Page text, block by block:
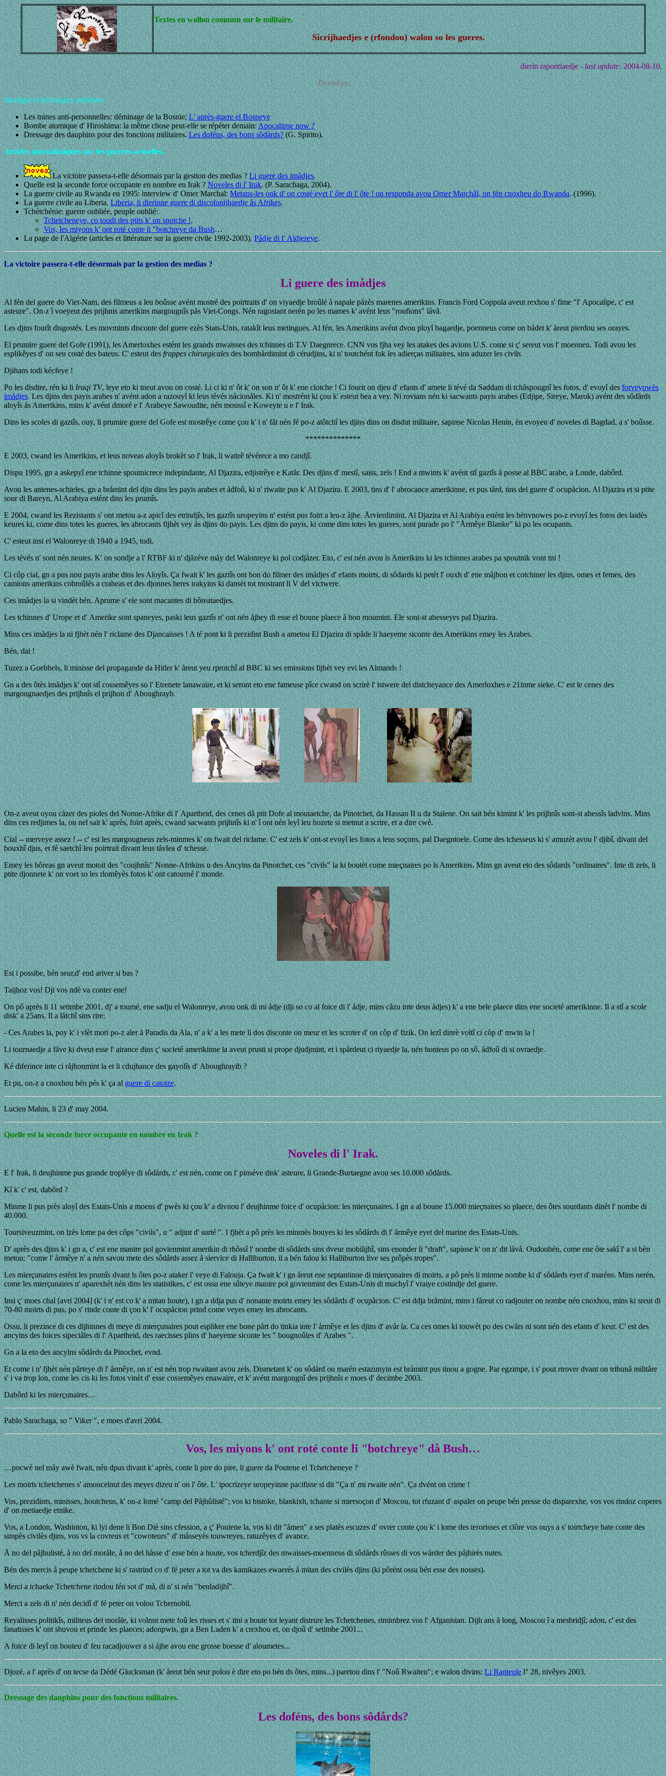
Textes en wallon commun sur le militaire.
Sicrijhaedjes e (rfondou) walon so les gueres.
dierin rapontiaedje -last update:2004-08-10.
Dressêye:
Stratégie et techniques militaires.
Les mines anti-personnelles: déminage de la Bosnie; L' après-guere el Bosneye
Bombe atomique d' Hiroshima: la même chose peut-elle se répéter demain:Apocalipse now ?
Dressage des dauphins pour des fonctions militaires. Les doféns, des bons sôdårds?(G. Spirito).
Articles journalistiques sur les guerres actuelles.
La victoire passera-t-elle désormais par la gestion des medias ? Li guere des imådjes.
Quelle est la seconde force occupante en nombre en Irak ? Noveles di l' Irak. (P. Sarachaga, 2004).
La guerre civile au Rwanda en 1995: interview d' Omer Marchal: Metans-les onk d' on costé eyet l' ôte di l' ôte ! on responda avou Omer Marchâl, on fén cnoxheu do Rwanda. (1996).
La guerre civile au Liberia. Liberia, li dierinne guere di discolonijhaedje ås Afrikes.
Tchétchénie: guerre oubliée, peuple oublié:
Tchetcheneye, co toudi des ptits k' on spotche !.
Vos, les miyons k' ont roté conte li "botchreye da Bush…
La page de l'Algérie (articles et littérature sur la guerre civile 1992-2003). Pådje di l' Aldjereye.
La victoire passera-t-elle désormais par la gestion des medias ?
Li guere des imådjes
Al fén del guere do Viet-Nam, des filmeus a leu boûsse avént mostré des poirtraits d' on viyaedje broûlé å napale påzès marenes amerikins. Francis Ford Coppola aveut rexhou s' fime "l' Apocalipe, c' est
asteure". On-z î voeyeut des prijhnis amerikins margougnîs pås Viet-Congs. Nén ragostant nerén po les mames k' avént leus "roufions" låvå.
Les djins fourît disgostés. Les movmints disconte del guere ezès Stats-Unis, ratakît leus metingues. Al fén, les Amerikins avént dvou ployî bagaedje, poenneus come on bådet k' åreut pierdou ses orayes.
El prumire guere del Gofe (1991), les Amerloxhes estént les grands mwaisses des tchinnes di T.V Daegnrece. CNN vos fjha vey les atakes des avions U.S. come si ç' sereut vos l' moenneu. Todi avou les
esplikêyes d' on seu costé des bateus. C' esteut desfrappes chirurgicalesdes bombårdimint di cérudjins, ki n' toutchént fok les adierças militaires, sins aduzer les civils
Djihans todi kécfeye !
Po les disdire, rén ki liIraqi TV, leye eto ki tneut avou on costé. Li ci ki n' ôt k' on son n' ôt k' ene clotche ! Ci fourit on djeu d' efants d' amete li tévé da Saddam di tchåspougnî les fotos, d' evoyî desforveyowès
imådjes. Les djins des payis arabes n' avént adon a razouyî ki leus tévés nåcionåles. Ki n' mostrént ki çou k' esteut bea a vey. Ni rovians nén ki sacwants payis arabes (Edjipe, Sireye, Marok) avént des sôdårds
aloyîs ås Amerikins, mins k' avént dmoré e l' Arabeye Sawoudite, nén moussî e Koweyte u e l' Irak.
Dins les scoles di gaztîs, ouy, li prumire guere del Gofe est mostrêye come çou k' i n' fåt nén fé po-z atôtchî les djins dins on disdut militaire, sapinse Nicolas Henin, èn evoyeu d' noveles di Bagdad, a s' boûsse.
**************
E 2003, cwand les Amerikins, et leus noveas aloyîs brokèt so l' Irak, li waitrê tévérece a mo candjî.
Dispu 1995, gn a askepyî ene tchinne spoutnicrece indepindante, Al Djazira, edjistrêye e Katår. Des djins d' mestî, saiss, zels ! End a mwints k' avént stî gaztîs å posse al BBC arabe, a Londe, dabôrd.
Avou les antenes-schieles, gn a bråmint del djin dins les payis arabes et ådfoû, ki n' riwaite pus k' Al Djazira. E 2003, tins d' l' abrocance amerikinne, et pus tård, tins del guere d' ocupåcion, Al Djazira et si ptite
sour di Bareyn, Al Arabiya estént dins les prumîs.
E 2004, cwand les Rezistants s' ont metou a-z apicî des etrindjîs, les gaztîs uropeyins n' estént pus foirt a leu-z åjhe. Årvierdimint, Al Djazira et Al Arabiya estént les bénvnowes po-z evoyî les fotos des laidès
keures ki, come dins totes les gueres, les abrocants fijhèt vey ås djins do payis. Les djins do payis, ki come dins totes les gueres, sont purade po l' "Årmêye Blanke" ki po les ocupants.
C' esteut insi el Walonreye di 1940 a 1945, todi.
Les tévés n' sont nén neutes. K' on sondje a l' RTBF ki n' djåzéve måy del Walonreye ki pol codjåzer. Eto, c' est nén avou ls Amerikins ki les tchinnes arabes pa spoutnik vont tni !
Ci côp cial, gn a pus nou payis arabe dins les Aloyîs. Ça fwait k' les gaztîs ont bon do filmer des imådjes d' efants moirts, di sôdards ki petèt l' ouxh d' ene måjhon et cotchiner les djins, omes et femes, des
camions amerikins cobroûlés a craheas et des djonnes heres irakyins ki dansèt tot mostrant li V del victwere.
Ces imådjes la si vindèt bén. Aprume s' ele sont rnacantes di bôreataedjes.
Les tchinnes d' Urope et d' Amerike sont spaneyes, paski leus gaztîs n' ont nén åjhey di esse el boune plaece å bon moumint. Ele sont-st ahesseyes pal Djazira.
Mins ces imådjes la ni fjhèt nén l' riclame des Djancaisses ! A té pont ki li prezidint Bush a ametou El Djazira di spåde li haeyeme siconte des Amerikins emey les Arabes.
Bén, dai !
Tuzez a Goebbels, li minisse del propagande da Hitler k' åreut yeu rprotchî al BBC ki ses emissions fijhèt vey evi les Almands !
Gn a des ôtès imådjes k' ont stî cossemêyes so l' Etrenete lanawaire, et ki seront eto ene fameuse pîce cwand on scrirè l' istwere del distcheyance des Amerloxhes e 21inme sieke. C' est le cenes des
margougnaedjes des prijhnîs el prijhon d' Aboughrayb.
On-z aveut oyou cåzer des pioles del Nonne-Afrike di l' Apartheid, des cenes då ptit Dofe al moutaetche, da Pinotchet, da Hassan II u da Stalene. On sait bén kimint k' les prijhnîs sont-st ahessîs ladvins. Mins
dins ces redjimes la, on nel sait k' après, foirt après, cwand sacwants prijhnîs ki n' î ont nén leyî leu hozete si metnut a scrire, et a dire cwè.
Cial -- merveye assez ! -- c' est les margougneus zels-minmes k' on fwait del riclame. C' est zels k' ont-st evoyî les fotos a leus soçons, pal Daegntoele. Come des tchesseus ki s' amuzèt avou l' djibî, divant del
bouxhî djus, et fé saetchî leu poirtrait divant leus tåvlea d' tchesse.
Emey les bôreas gn aveut motoit des "coujhnîs" Nonne-Afrikins u des Ancyins da Pinotchet, ces "civils" la ki boutèt come mieçnaires po ls Amerikins. Mins gn aveut eto des sôdards "ordinaires". Inte di zels, li
ptite djonnete k' on voet so les rlomêyès fotos k' ont catourné l' monde.
Est i possibe, bén seur,d' end ariver si bas ?
Taijhoz vos! Dji vos ndè va conter ene!
On pô après li 11 setimbe 2001, dj' a toumé, ene sadju el Walonreye, avou onk di mi ådje (dji so co al foice di l' ådje, mins cåzu inte deus ådjes) k' a ene bele plaece dins ene societé amerikinne. Il a stî a scole
disk' a 25ans. Il a låtchî sins rire:
- Ces Arabes la, poy k' i vlèt mori po-z aler å Paradis da Ala, n' a k' a les mete li dos disconte on meur et les scroter d' on côp d' fizik. On lezî dinrè voltî ci côp d' mwin la !
Li tournaedje a fåve ki dveut esse l' airance dins ç' societé amerikinne la aveut prusti si prope djudjmint, et i spårdeut ci riyaedje la, nén honteus po on sô, ådfoû di si ovraedje.
Ké diferince inte ci råjhonmint la et li cdujhance des gayolîs d' Aboughrayib ?
Et pu, on-z a cnoxhou bén pés k' ça alguere di catoize.
Lucien Mahin, li 23 d' may 2004.
Quelle est la seconde force occupante en nombre en Irak ?
Noveles di l' Irak.
E l' Irak, li deujhinme pus grande troplêye di sôdårds, c' est nén, come on l' pinséve disk' asteure, li Grande-Burtaegne avou ses 10.000 sôdårds.
Kî k' c' est, dabôrd ?
Minme li pus près aloyî des Estats-Unis a moens d' pwès ki çou k' a divnou l' deujhinme foice d' ocupåcion: les mierçunaires. I gn a al boune 15.000 mieçnaires so plaece, des ôtes sourdants dinèt l' nombe di
40.000.
Toursiveuzmint, on lzès lome pa des côps "civils", u " adjint d' surté ". I fjhèt a pô près les minmès bouyes ki les sôdårds di l' årmêye eyet del marine des Estats-Unis.
D' après des djins k' i gn a, c' est ene manire pol govienmint amerikin di rhôssî l' nombe di sôdårds sins dveur mobilijhî, sins enonder li "draft", sapinse k' on n' dit låvå. Oudonbén, come ene ôte sakî l' a si bén
metou: "come l' årmêye n' a nén savou mete des sôdårds assez å siervice di Halliburton, il a bén falou ki Halliburton live ses prôpès tropes".
Les mierçunaires estént les prumîs dvant ls ôtes po-z ataker l' veye di Falouja. Ça fwait k' i gn åreut ene septantinne di mierçunaires di moirts, a pô près li minme nombe ki d' sôdårds eyet d' maréns. Mins nerén,
come les mierçunaires n' aparexhèt nén dins les statistikes, c' est ossu ene sûteye manire pol govienmint des Estats-Unis di muchyî l' vraiye costindje del guere.
Insi ç' moes chal [avri 2004] (k' i n' est co k' a mitan houte), i gn a ddja pus d' nonante moirts emey les sôdårds d' ocupåcion. C' est ddja bråmint, mins i fåreut co radjouter on nombe nén cnoxhou, mins ki sreut di
70-80 moirts di pus, po s' rinde conte di çou k' l' ocupåcion prind come veyes emey les abrocants.
Ossu, li prezince di ces dijhinnes di meye di mierçunaires pout espliker ene bone pårt do tinkia inte l' årmêye et les djins d' avår la. Ca ces omes ki touwèt po des cwårs ni sont nén des efants d' keur. C' est des
ancyins des foices sipeciåles di l' Apartheid, des raecisses plins d' haeyeme siconte les " bougnoûles d' Arabes ".
Gn a la eto des ancyins sôdårds da Pinochet, evnd.
Et come i n' fjhèt nén pårteye di l' årmêye, on n' est nén trop rwaitant avou zels. Dismetant k' on sôdård ou marén estazunyin est bråmint pus tinou a gogne. Par egzimpe, i s' pout rtrover dvant on tribunå militåre
s' i va trop lon, come les cis ki les fotos vinèt d' esse cossemêyes enawaire, et k' avént margougnî des prijhnîs e moes d' decimbe 2003.
Dabôrd ki les mierçunaires…
Pablo Sarachaga, so " Viker ", e moes d'avri 2004.
Vos, les miyons k' ont roté conte li "botchreye" då Bush…
…pocwè nel måy awè fwait, nén dpus divant k' après, conte li pire do pire, li guere da Poutene el Tchetcheneye ?
Les moirts tchetchenes s' amoncelnut des meyes dizeu n' on l' ôte. L' ipocrizeye uropeyinne pacifisse si dit "Ça n' mi rwaite nén". Ça dvént on crime !
Vos, prezidints, minisses, houtcheus, k' on-z lomé "camp del Påjhûlisté"; vos ki bistoke, blankixh, tchante si miersoçon d' Moscou, tot rfuzant d' aspaler on peupe bén presse do disparexhe, vos vos rindoz coperes
d' on rnetiaedje etnike.
Vos, a London, Washinton, ki lyi dene li Bon Diè sins cfession, a ç' Poutene la, vos ki dit "åmen" a ses platès escuzes d' ovrer conte çou k' i lome des terorisses et clôre vos ouys a s' toirtcheye bate conte des
simpès civilès djins, vos vs la covreus et "cowoteurs" d' måsseyès touwreyes, ratuzêyes d' avance.
Å no del påjhulisté, å no del moråle, å no del håsse d' esse bén a houte, vos tcherdjîz des mwaisses-moenneus di sôdårds rûsses di vos wårder des påjhirès nutes.
Bén des mercis å peupe tchetchene ki s' rastrind co d' fé peter a tot va des kamikazes ewaerés å mitan des civilès djins (ki pôrént ossu bén esse des nosses).
Merci a tchaeke Tchetchene rindou fén sot d' må, di n' si nén "benladijhî".
Merci a zels di n' nén decidî d' fé peter on volou Tchernobil.
Reyalisses politikîs, militeus del moråle, ki volnut mete foû les risses et s' tini a houte tot leyant distrure les Tchetchenes, rimimbrez vos l' Afganistan. Dijh ans å long, Moscou î a mesbridjî; adon, c' est des
fanatisses k' ont shuvou et prinde les plaeces; adonpwis, gn a Ben Laden k' a crexhou et, on djoû d' setimbe 2001...
A foice di leyî on bouteu d' feu racadjouwer a si åjhe avou ene grosse boesse d' aloumetes...
Djozé, a l' après d' on tecse da Dédé Glucksman (k' åreut bén seur polou è dire eto po bén ds ôtes, mins...) paretou dins l' "Noû Rwaiteu"; e walon divins:Li Ranteulel° 28, nivêyes 2003.
Dressage des dauphins pour des fonctions militaires.
Les doféns, des bons sôdårds?